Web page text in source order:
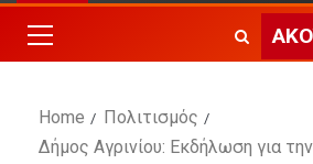
Home
Πολιτισμός
Δήμος Αγρινίου: Εκδήλωση για